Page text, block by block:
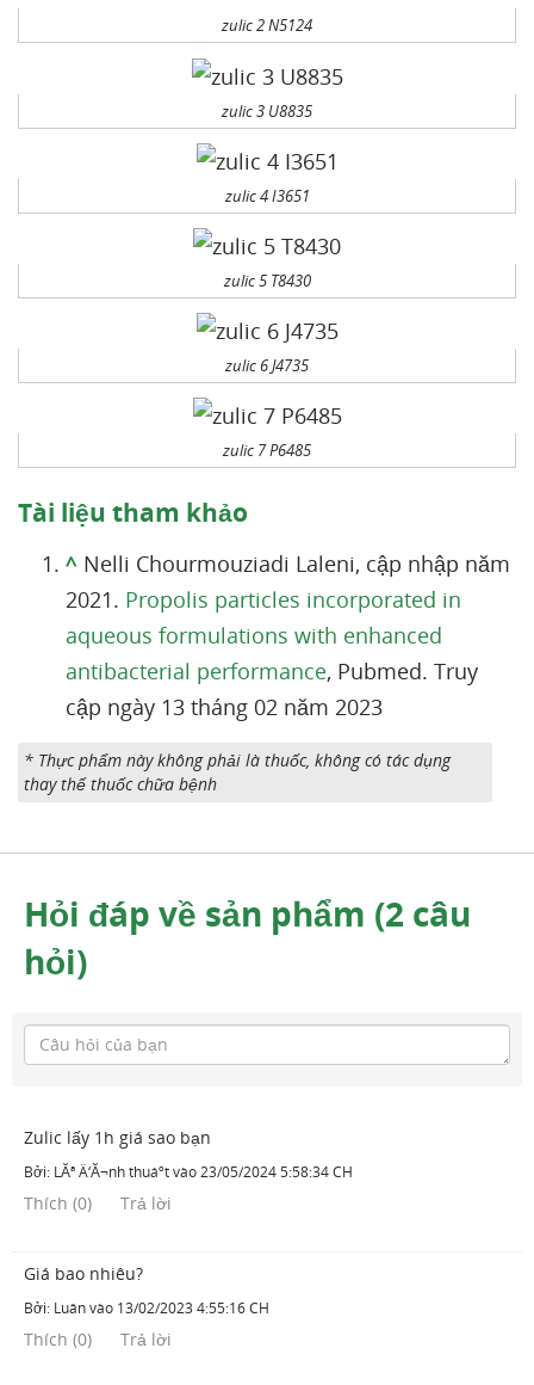
zulic 2 N5124
zulic 3 U8835
zulic 4 I3651
zulic 5 T8430
zulic 6 J4735
zulic 7 P6485
Tài liệu tham khảo
^ Nelli Chourmouziadi Laleni, cập nhập năm
2021. Propolis particles incorporated in
aqueous formulations with enhanced
antibacterial performance, Pubmed. Truy
cập ngày 13 tháng 02 năm 2023
* Thực phẩm này không phải là thuốc, không có tác dụng
thay thế thuốc chữa bệnh
Hỏi đáp về sản phẩm (2 câu
hỏi)
Zulic lấy 1h giá sao bạn
Bởi: LĂª Ä‘Ă¬nh thuáº­tvào23/05/2024 5:58:34 CH
Thích (0) Trả lời
Giá bao nhiêu?
Bởi: Luânvào 13/02/2023 4:55:16 CH
Thích (0) Trả lời